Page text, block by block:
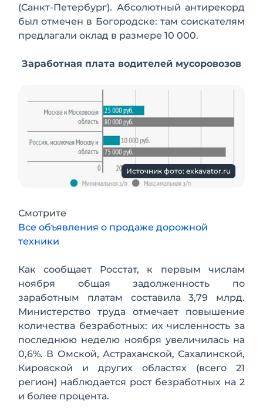
(Санкт-Петербург). Абсолютный антирекорд
был отмечен в Богородске: там соискателям
предлагали оклад в размере 10 000.
Заработная плата водителей мусоровозов
Источник фото: exkavator.ru
Смотрите
Все объявления о продаже дорожной
техники
Как сообщает Росстат, к первым числам
ноября общая задолженность по
заработным платам составила 3,79 млрд.
Министерство труда отмечает повышение
количества безработных: их численность за
последнюю неделю ноября увеличилась на
0,6%. В Омской, Астраханской, Сахалинской,
Кировской и других областях (всего 21
регион) наблюдается рост безработных на 2
и более процента.